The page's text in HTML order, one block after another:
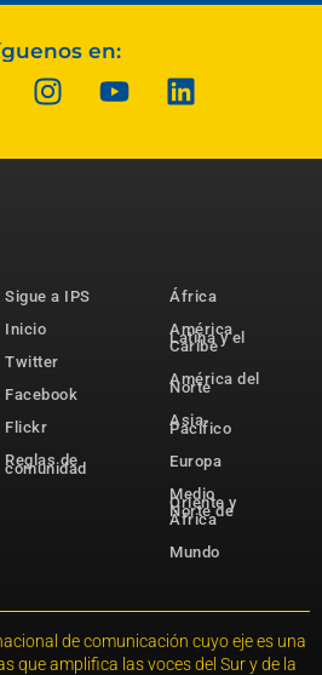
en:
Sigue a IPS
Inicio
Twitter
Facebook
Flickr
Reglas de
comunidad
África
América
Latina y el
Caribe
América del
Norte
Asia-
Pacífico
Europa
Medio
Oriente y
Norte de
África
Mundo
de comunicación cuyo eje es una
que amplifica las voces del Sur y de la